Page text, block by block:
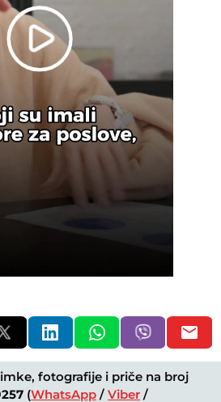
Play
Video
fotografije i priče na broj
(WhatsApp /Viber /